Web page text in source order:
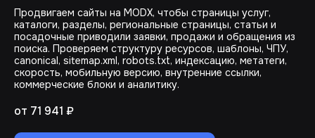
Продвигаем сайты на MODX, чтобы страницы услуг,
каталоги, разделы, региональные страницы, статьи и
посадочные приводили заявки, продажи и обращения из
поиска. Проверяем структуру ресурсов, шаблоны, ЧПУ,
canonical, sitemap.xml, robots.txt, индексацию, метатеги,
скорость, мобильную версию, внутренние ссылки,
коммерческие блоки и аналитику.
от 71 941 ₽